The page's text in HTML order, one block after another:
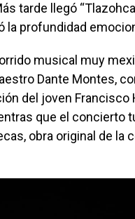
tarde llegó
la profundidad
musical muy
Dante Montes,
del joven
que el concierto
obra original de la